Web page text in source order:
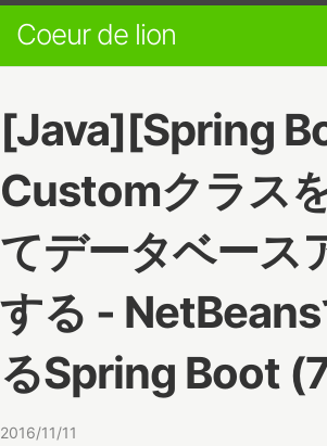
Coeur de lion
[Java][Spring
Customクラス
てデータベース
する -
るSpring Boot
2016/11/11